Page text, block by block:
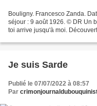
Bouligny. Francesco Zanda.
séjour : 9 août 1926. © DR Un
toi arrive jusqu'à moi.
Je suis Sarde
Publié le 07/07/2022 à 08:57
Par